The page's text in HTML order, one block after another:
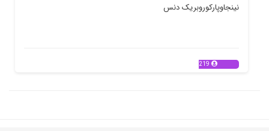
نینجاوپارکوروبریک دنس
219